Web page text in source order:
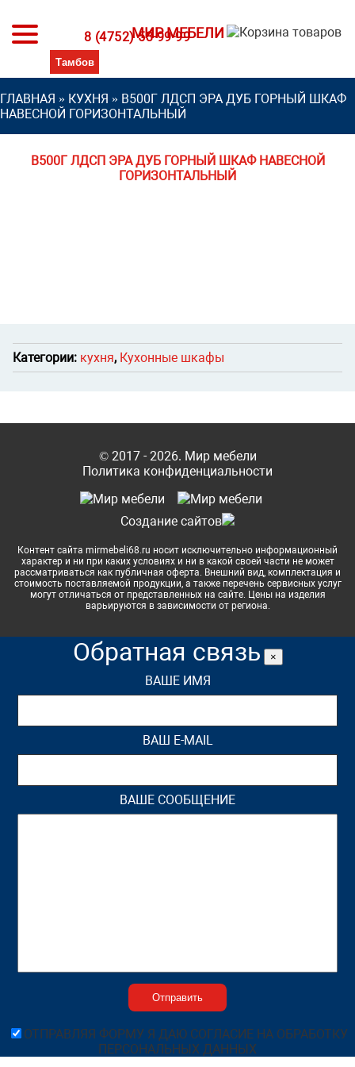
МИР МЕБЕЛИ
8 (4752) 53-99-99
ГЛАВНАЯ » КУХНЯ » В500Г ЛДСП ЭРА ДУБ ГОРНЫЙ ШКАФ
НАВЕСНОЙ ГОРИЗОНТАЛЬНЫЙ
В500Г ЛДСП ЭРА ДУБ ГОРНЫЙ ШКАФ НАВЕСНОЙ
ГОРИЗОНТАЛЬНЫЙ
Категории: кухня, Кухонные шкафы
© 2017 - 2026. Мир мебели
Политика конфиденциальности
Cоздание сайтов
Контент сайта mirmebeli68.ru носит исключительно информационный
характер и ни при каких условиях и ни в какой своей части не может
рассматриваться как публичная оферта. Внешний вид, комплектация и
стоимость поставляемой продукции, а также перечень сервисных услуг
могут отличаться от представленных на сайте. Цены на изделия
варьируются в зависимости от региона.
Обратная связь ×
ВАШЕ ИМЯ
ВАШ E-MAIL
ВАШЕ СООБЩЕНИЕ
ОТПРАВЛЯЯ ФОРМУ Я ДАЮ СОГЛАСИЕ НА ОБРАБОТКУ
ПЕРСОНАЛЬНЫХ ДАННЫХ